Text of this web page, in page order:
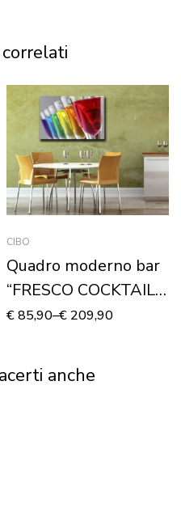
CIBO
Quadro moderno bar
“FRESCO COCKTAIL
DI COLORI”- Stampa
€85,90–€ 209,90
anche